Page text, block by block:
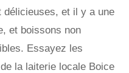
délicieuses, et il y a une
et boissons non
Essayez les
la laiterie locale Boice